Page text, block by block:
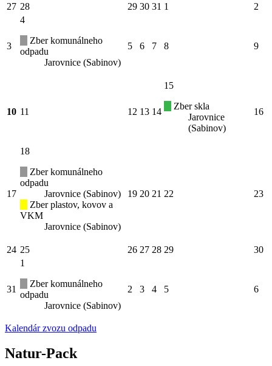
27 28 29 30 31 1 2
3
4
Zber komunálneho
odpadu
Jarovnice (Sabinov)
5 6 7 8 9
10 11 12 13 14
15
Zber skla
Jarovnice
(Sabinov)
16
17
18
Zber komunálneho
odpadu
Jarovnice (Sabinov)
Zber plastov, kovov a
VKM
Jarovnice (Sabinov)
19 20 21 22 23
24 25 26 27 28 29 30
31
1
Zber komunálneho
odpadu
Jarovnice (Sabinov)
2 3 4 5 6
Kalendár zvozu odpadu
Natur-Pack